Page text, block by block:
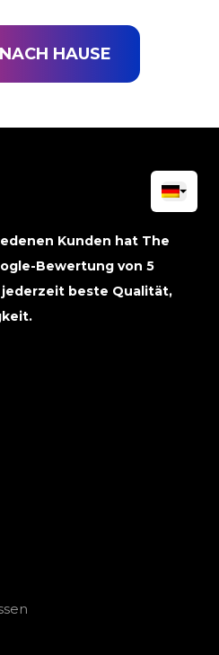
HAUSE
Kunden hat The
Bewertung von 5
beste Qualität,